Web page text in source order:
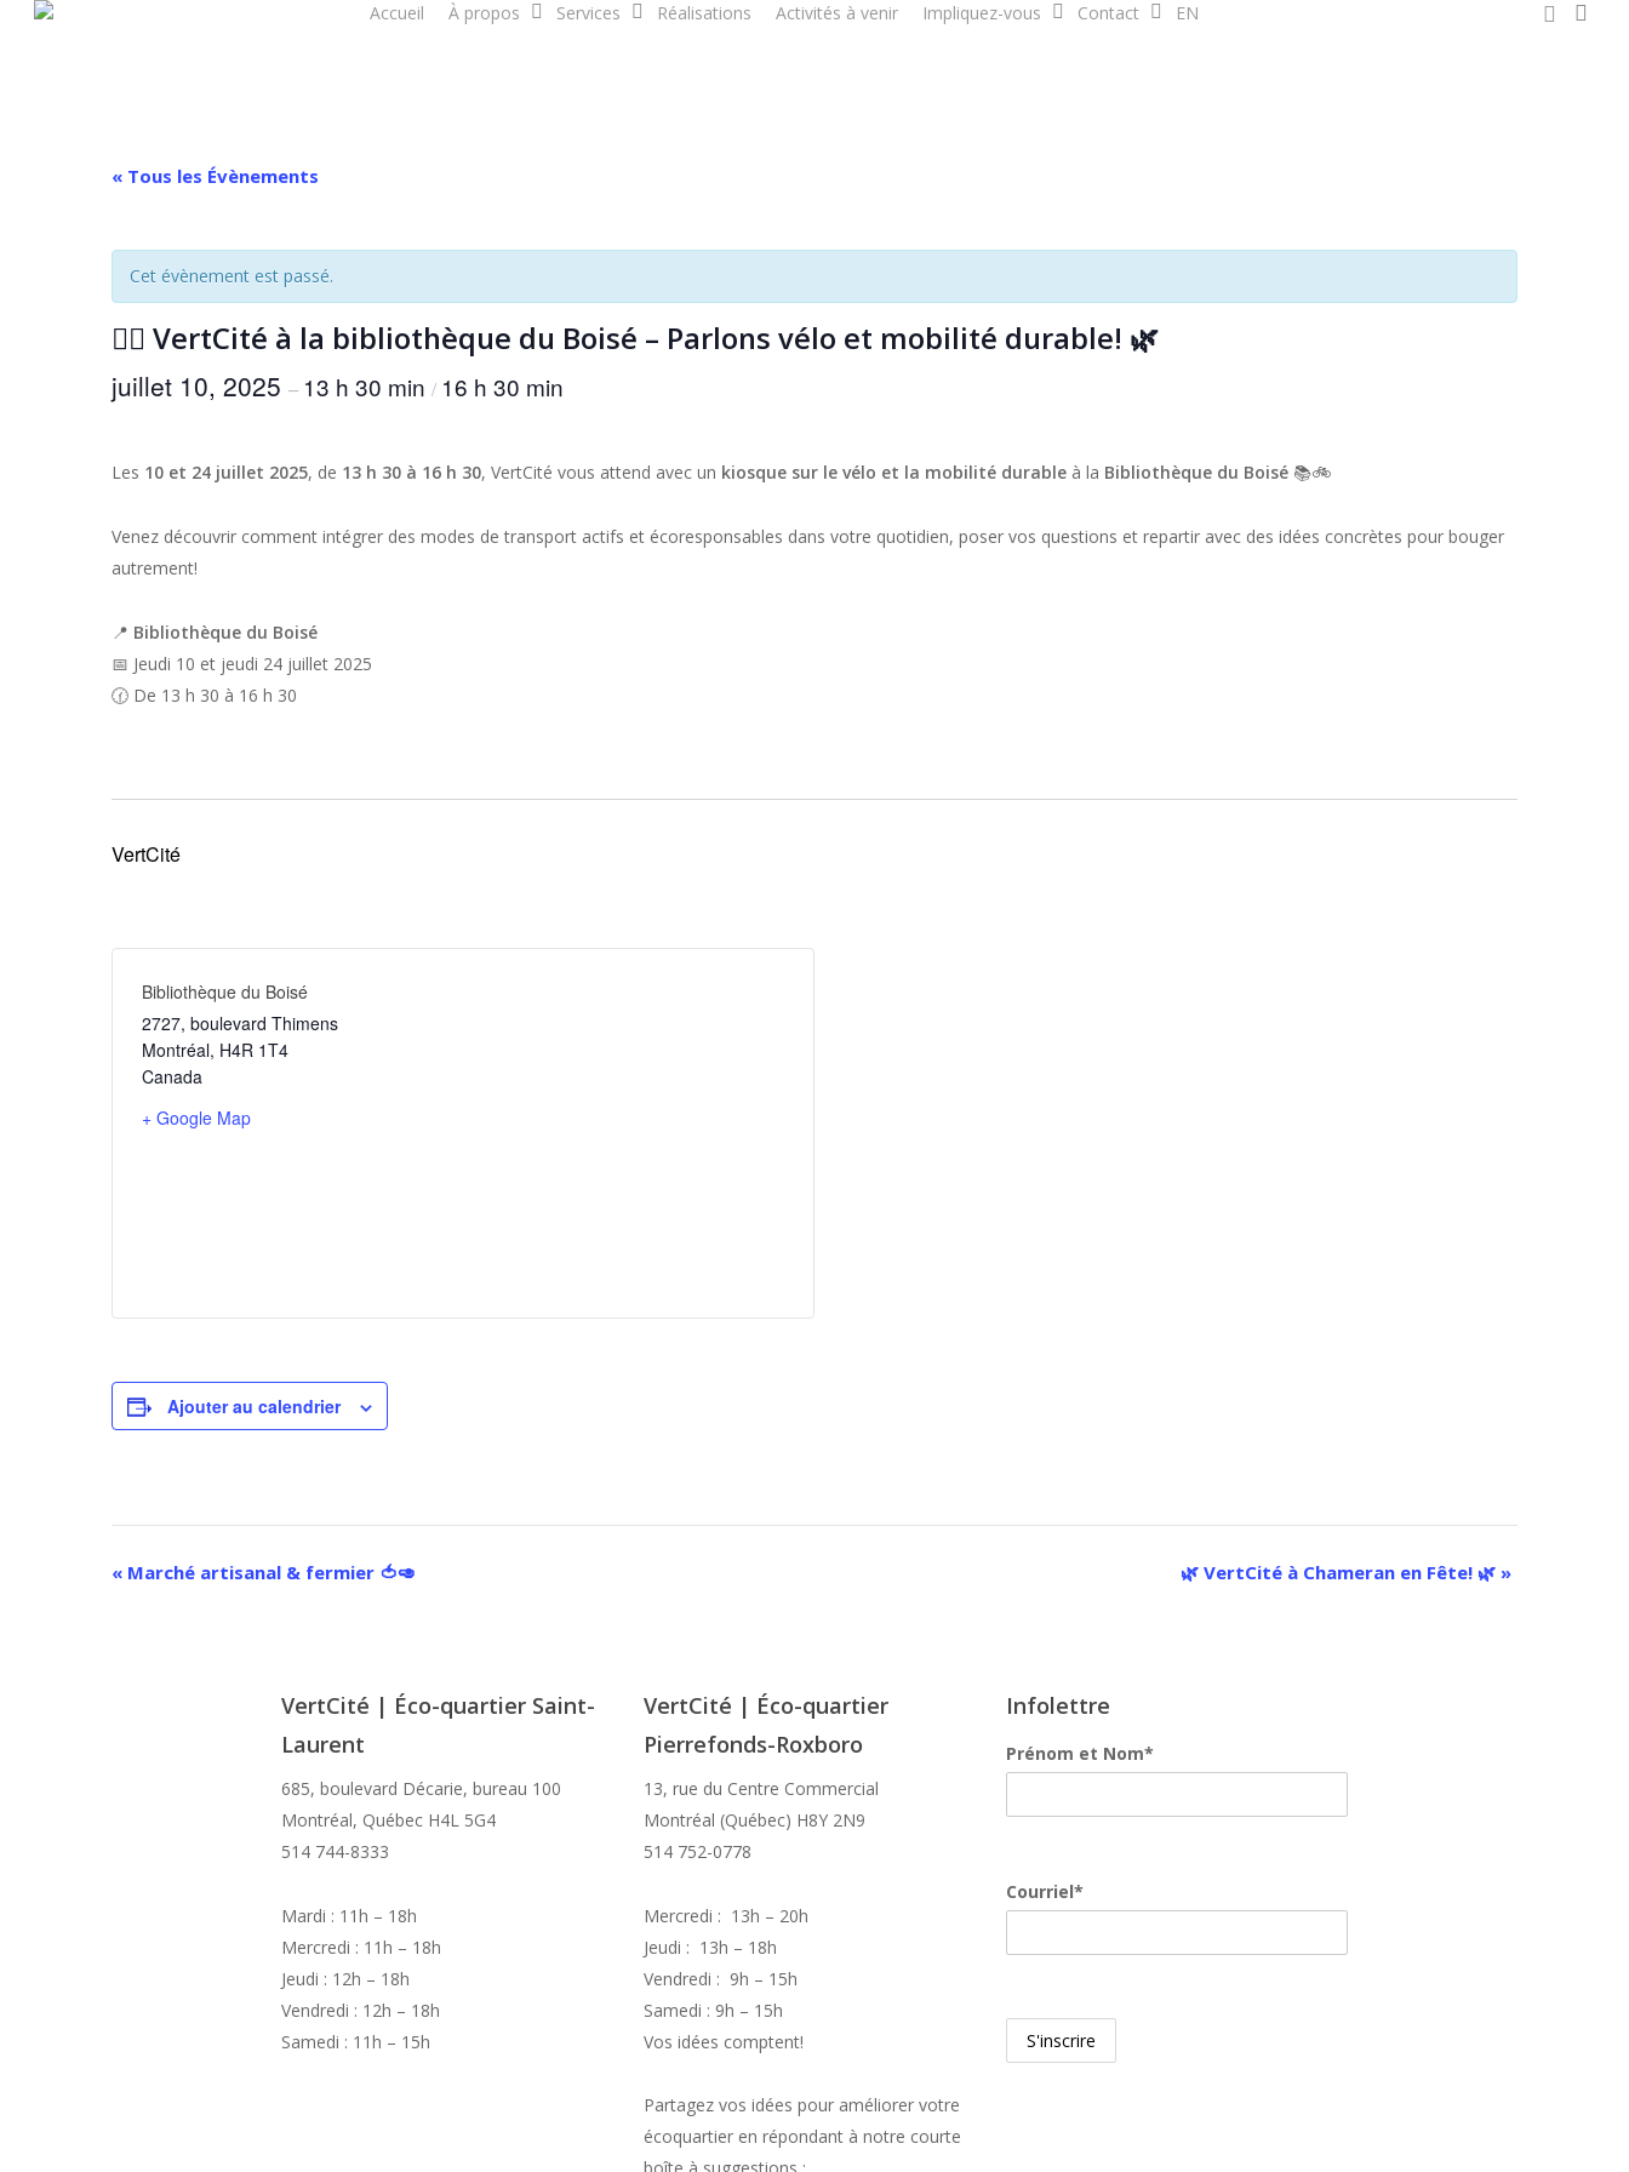
Accueil À propos Services Réalisations Activités à venir Impliquez-vous Contact EN facebook
« Tous les Évènements
Cet évènement est passé.
🚴‍♂️ VertCité à la bibliothèque du Boisé – Parlons vélo et mobilité durable! 🌿
juillet 10, 2025 – 13 h 30 min / 16 h 30 min
Les 10 et 24 juillet 2025, de 13 h 30 à 16 h 30, VertCité vous attend avec un kiosque sur le vélo et la mobilité durable à la Bibliothèque du Boisé 📚🚲
Venez découvrir comment intégrer des modes de transport actifs et écoresponsables dans votre quotidien, poser vos questions et repartir avec des idées concrètes pour bouger
autrement!
📍 Bibliothèque du Boisé
📅 Jeudi 10 et jeudi 24 juillet 2025
🕜 De 13 h 30 à 16 h 30
VertCité
Bibliothèque du Boisé
2727, boulevard Thimens
Montréal, H4R 1T4
Canada
+ Google Map
Ajouter au calendrier
Navigation
« Marché artisanal & fermier 🍅🥑 🌿 VertCité à Chameran en Fête! 🌿 »
VertCité | Éco-quartier Saint-
Laurent
685, boulevard Décarie, bureau 100
Montréal, Québec H4L 5G4
514 744-8333
Mardi : 11h – 18h
Mercredi : 11h – 18h
Jeudi : 12h – 18h
Vendredi : 12h – 18h
Samedi : 11h – 15h
VertCité | Éco-quartier
Pierrefonds-Roxboro
13, rue du Centre Commercial
Montréal (Québec) H8Y 2N9
514 752-0778
Mercredi : 13h – 20h
Jeudi : 13h – 18h
Vendredi : 9h – 15h
Samedi : 9h – 15h
Vos idées comptent!
Partagez vos idées pour améliorer votre
écoquartier en répondant à notre courte
Infolettre
Prénom et Nom*
Courriel*